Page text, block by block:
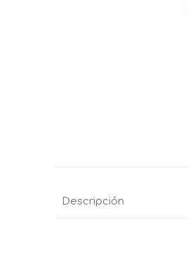
Descripción